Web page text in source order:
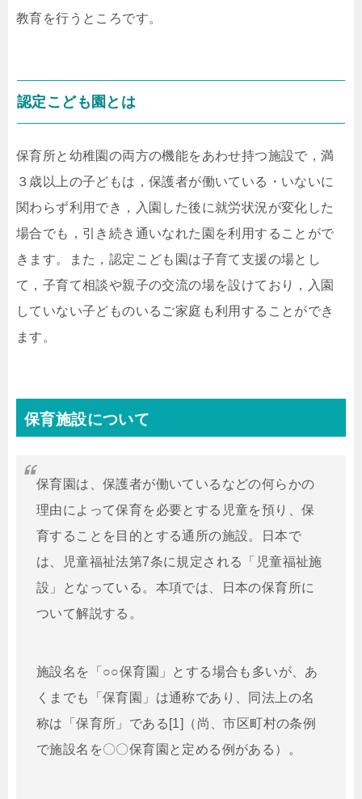
教育を行うところです。
認定こども園とは
保育所と幼稚園の両方の機能をあわせ持つ施設で，満
３歳以上の子どもは，保護者が働いている・いないに
関わらず利用でき，入園した後に就労状況が変化した
場合でも，引き続き通いなれた園を利用することがで
きます。また，認定こども園は子育て支援の場とし
て，子育て相談や親子の交流の場を設けており，入園
していない子どものいるご家庭も利用することができ
ます。
保育施設について
保育園は、保護者が働いているなどの何らかの
理由によって保育を必要とする児童を預り、保
育することを目的とする通所の施設。日本で
は、児童福祉法第7条に規定される「児童福祉施
設」となっている。本項では、日本の保育所に
ついて解説する。
施設名を「○○保育園」とする場合も多いが、あ
くまでも「保育園」は通称であり、同法上の名
称は「保育所」である[1]（尚、市区町村の条例
で施設名を〇〇保育園と定める例がある）。